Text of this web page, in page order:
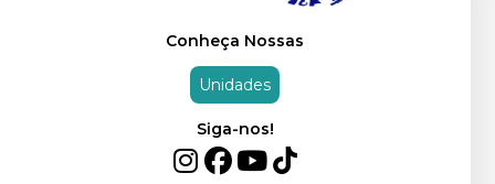
Conheça Nossas
Unidades
Siga-nos!